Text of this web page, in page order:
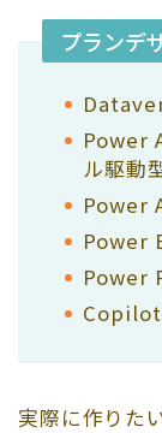
プランデ
Power
ル駆動
Power
Power
Power
実際に作りた